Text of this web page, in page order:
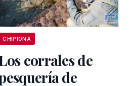
CHIPIONA
corrales de
de